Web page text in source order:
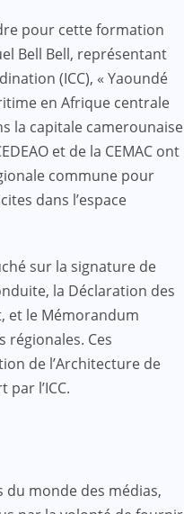
pour cette formation
Bell Bell, représentant
(ICC), « Yaoundé
en Afrique centrale
la capitale camerounaise
et de la CEMAC ont
commune pour
dans l’espace
sur la signature de
la Déclaration des
et le Mémorandum
régionales. Ces
de l’Architecture de
l’ICC.
du monde des médias,